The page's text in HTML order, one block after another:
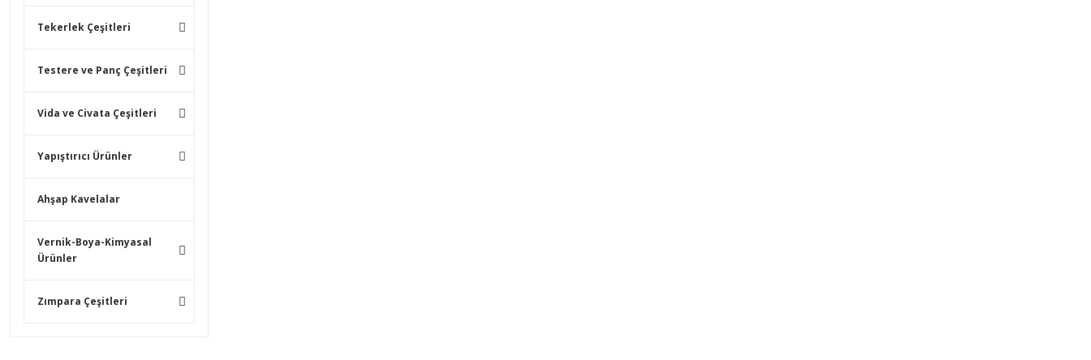
Tekerlek Çeşitleri
Testere ve Panç Çeşitleri
Vida ve Civata Çeşitleri
Yapıştırıcı Ürünler
Ahşap Kavelalar
Vernik-Boya-Kimyasal
Ürünler
Zımpara Çeşitleri